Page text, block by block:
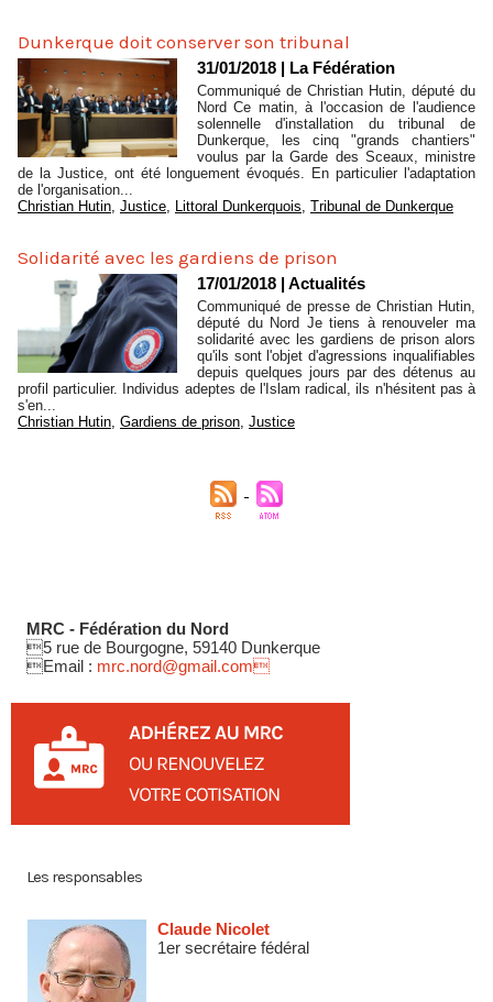
Dunkerque doit conserver son tribunal
31/01/2018| La Fédération
Communiqué de Christian Hutin, député du
Nord Ce matin, à l'occasion de l'audience
solennelle d'installation du tribunal de
Dunkerque, les cinq "grands chantiers"
voulus par la Garde des Sceaux, ministre
de la Justice, ont été longuement évoqués. En particulier l'adaptation
de l'organisation...
Christian Hutin, Justice, Littoral Dunkerquois, Tribunal de Dunkerque
Solidarité avec les gardiens de prison
17/01/2018| Actualités
Communiqué de presse de Christian Hutin,
député du Nord Je tiens à renouveler ma
solidarité avec les gardiens de prison alors
qu'ils sont l'objet d'agressions inqualifiables
depuis quelques jours par des détenus au
profil particulier. Individus adeptes de l'Islam radical, ils n'hésitent pas à
s'en...
Christian Hutin, Gardiens de prison, Justice
MRC - Fédération du Nord
5 rue de Bourgogne, 59140 Dunkerque
Email : mrc.nord@gmail.com
Les responsables
Claude Nicolet
1er secrétaire fédéral